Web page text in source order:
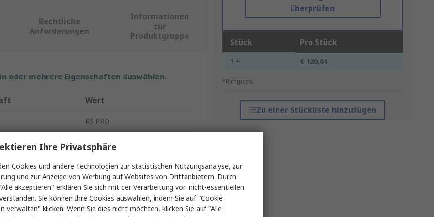
überprüfen
Stück Pro Stück
1 + € 120,04
*Richtpreis
Zu einer Stückliste hinzufügen
Rechtliche
Anforderungen
Informationen
zur
Produktgruppe
oder mehrere Eigenschaften auswählen.
Wert
RS PRO
G3
2000mm
Ihre Privatsphäre
Cookies und andere Technologien zur statistischen Nutzungsanalyse, zur
und zur Anzeige von Werbung auf Websites von Drittanbietern. Durch
akzeptieren" erklären Sie sich mit der Verarbeitung von nicht-essentiellen
Sie können Ihre Cookies auswählen, indem Sie auf "Cookie
verwalten" klicken. Wenn Sie dies nicht möchten, klicken Sie auf "Alle